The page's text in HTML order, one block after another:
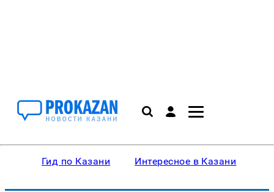
Гид по Казани Интересное в Казани